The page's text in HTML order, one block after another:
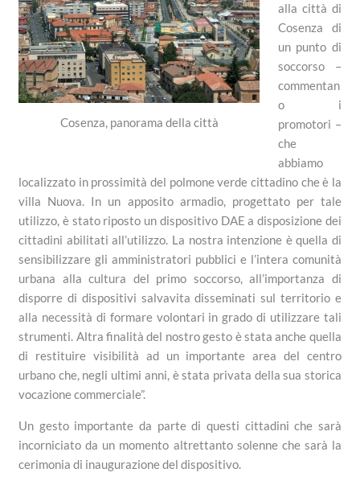
Cosenza, panorama della città
alla città di
Cosenza di
un punto di
soccorso –
commentan
o i
promotori –
che
abbiamo
localizzato in prossimità del polmone verde cittadino che è la
villa Nuova. In un apposito armadio, progettato per tale
utilizzo, è stato riposto un dispositivo DAE a disposizione dei
cittadini abilitati all’utilizzo. La nostra intenzione è quella di
sensibilizzare gli amministratori pubblici e l’intera comunità
urbana alla cultura del primo soccorso, all’importanza di
disporre di dispositivi salvavita disseminati sul territorio e
alla necessità di formare volontari in grado di utilizzare tali
strumenti. Altra finalità del nostro gesto è stata anche quella
di restituire visibilità ad un importante area del centro
urbano che, negli ultimi anni, è stata privata della sua storica
vocazione commerciale”.
Un gesto importante da parte di questi cittadini che sarà
incorniciato da un momento altrettanto solenne che sarà la
cerimonia di inaugurazione del dispositivo.